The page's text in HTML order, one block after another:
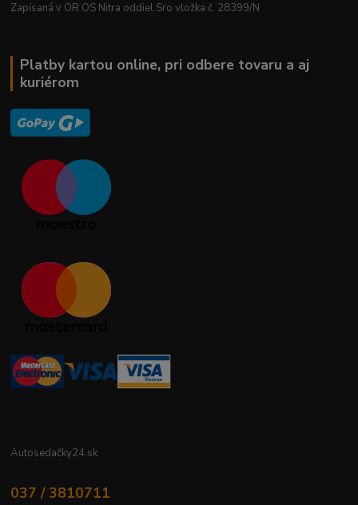
Zapísaná v OR OS Nitra oddiel Sro vložka č. 28399/N
Platby kartou online, pri odbere tovaru a aj
kuriérom
Autosedačky24.sk
037 / 3810711